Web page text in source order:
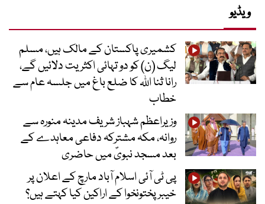
ویڈیو
کشمیری پاکستان کے مالک ہیں، مسلم
لیگ (ن) کو دو تہائی اکثریت دلائیں گے،
رانا ثنا اللہ کا ضلع باغ میں جلسہ عام سے
خطاب
وزیراعظم شہباز شریف مدینہ منورہ سے
روانہ، مکہ مشترکہ دفاعی معاہدے کے
بعد مسجد نبویؐ میں حاضری
پی ٹی آئی اسلام آباد مارچ کے اعلان پر
خیبر پختونخوا کے اراکین کیا کہتے ہیں؟